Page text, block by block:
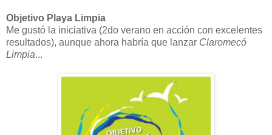
Objetivo Playa Limpia
Me gustó la iniciativa (2do verano en acción con excelentes
resultados), aunque ahora habría que lanzar Claromecó
Limpia...